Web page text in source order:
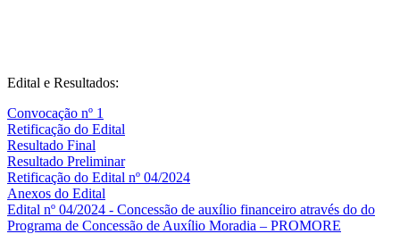
Edital e Resultados:
Convocação nº 1
Retificação do Edital
Resultado Final
Resultado Preliminar
Retificação do Edital nº 04/2024
Anexos do Edital
Edital nº 04/2024 - Concessão de auxílio financeiro através do do
Programa de Concessão de Auxílio Moradia – PROMORE